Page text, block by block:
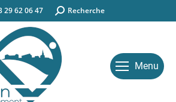
29 62 06 47 Search:Recherche
Menu